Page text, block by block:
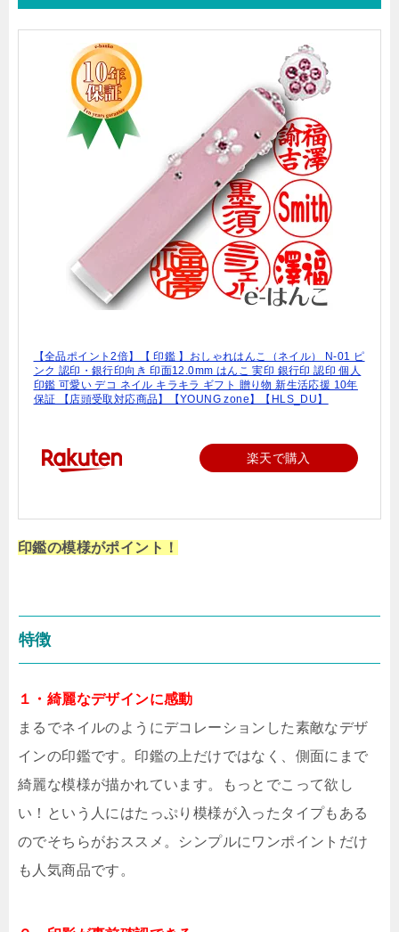
【全品ポイント2倍】【 印鑑 】おしゃれはんこ（ネイル） N-01 ピ
ンク 認印・銀行印向き 印面12.0mm はんこ 実印 銀行印 認印 個人
印鑑 可愛い デコ ネイル キラキラ ギフト 贈り物 新生活応援 10年
保証 【店頭受取対応商品】【YOUNG zone】【HLS_DU】
楽天で購入
印鑑の模様がポイント！
特徴
１・綺麗なデザインに感動
まるでネイルのようにデコレーションした素敵なデザ
インの印鑑です。印鑑の上だけではなく、側面にまで
綺麗な模様が描かれています。もっとでこって欲し
い！という人にはたっぷり模様が入ったタイプもある
のでそちらがおススメ。シンプルにワンポイントだけ
も人気商品です。